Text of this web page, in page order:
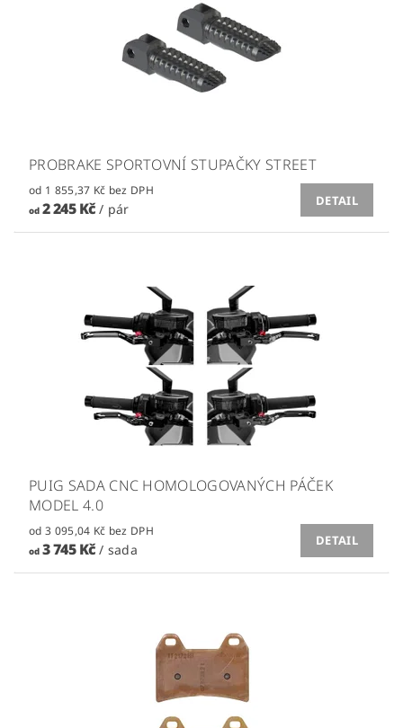
PROBRAKE SPORTOVNÍ STUPAČKY STREET
od 1 855,37 Kč bez DPH
od2 245 Kč/ pár
DETAIL
PUIG SADA CNC HOMOLOGOVANÝCH PÁČEK
MODEL 4.0
od 3 095,04 Kč bez DPH
od3 745 Kč/ sada
DETAIL